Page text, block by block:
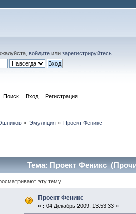
войдитеили зарегистрируйтесь.
Поиск Вход Регистрация
» Эмуляция» Проект Феникс
Тема: Проект Феникс
эту тему.
Проект Феникс
« : 04 Декабрь 2009, 13:53:33 »